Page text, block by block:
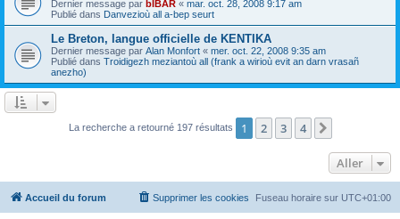
Dernier message par bIBAR « mar. oct. 28, 2008 9:17 am
Publié dans Danvezioù all a-bep seurt
Le Breton, langue officielle de KENTIKA
Dernier message par Alan Monfort « mer. oct. 22, 2008 9:35 am
Publié dans Troidigezh meziantoù all (frank a wirioù evit an darn vrasañ
anezho)
La recherche a retourné 197 résultats 1 2 3 4
Aller
Accueil du forum Fuseau horaire sur UTC+01:00
Supprimer les cookies